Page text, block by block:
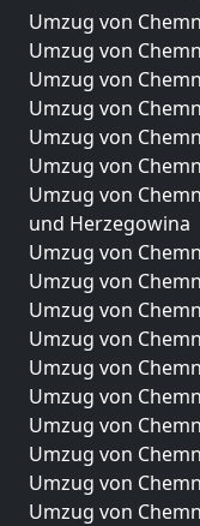
Umzug von
Umzug von
Umzug von
Umzug von
Umzug von
Umzug von
Umzug von
und Herzegowina
Umzug von
Umzug von
Umzug von
Umzug von
Umzug von
Umzug von
Umzug von
Umzug von
Umzug von
Umzug von